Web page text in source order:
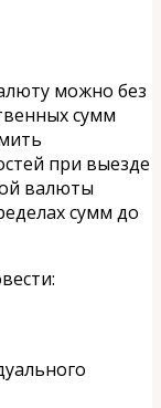
можно без
сумм
при выезде
валюты
сумм до